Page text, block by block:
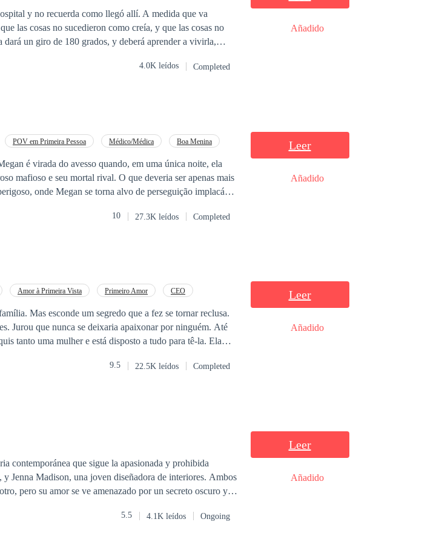
y no recuerda como llegó allí. A medida que va
las cosas no sucedieron como creía, y que las cosas no
un giro de 180 grados, y deberá aprender a vivirla,
estuvo sin recordarle en el primer libro.4.0K leídos Completed
Añadido
POV em Primeira Pessoa Médico/Médica
Boa Menina
é virada do avesso quando, em uma única noite, ela
mafioso e seu mortal rival. O que deveria ser apenas mais
onde Megan se torna alvo de perseguição implacável
o mafioso que ela salvou. Entre ameaças, segredos
mudar sua vida para sempre. Em meio à adrenalina e à
10 27.3K leídos Completed
Leer
Añadido
Amor à Primeira Vista Primeiro Amor
CEO
Mas esconde um segredo que a fez se tornar reclusa.
que nunca se deixaria apaixonar por ninguém. Até
tanto uma mulher e está disposto a tudo para tê-la. Ela
9.5 22.5K leídos Completed
Leer
Añadido
contemporánea que sigue la apasionada y prohibida
Jenna Madison, una joven diseñadora de interiores. Ambos
pero su amor se ve amenazado por un secreto oscuro y
por mantener su identidad en secreto, los desafíos y
5.5 4.1K leídos Ongoing
Leer
Añadido